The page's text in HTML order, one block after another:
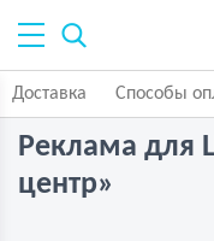
Доставка Способы
Реклама для
центр»